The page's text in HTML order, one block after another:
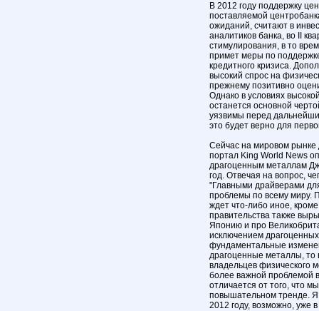
В 2012 году поддержку
поставляемой
ожиданий, считают в
аналитиков банка, во II
стимулирования, в то
примет меры по
кредитного кризиса.
высокий спрос на
прежнему позитивно
Однако в условиях
останется основной
уязвимы перед
это будет верно для
Сейчас на мировом рынке
портал King World News
драгоценным металлам
год. Отвечая на вопрос,
"Главными драйверами
проблемы по всему миру.
ждет что-либо иное,
правительства также
Японию и про
исключением
фундаментальные
драгоценные металлы, то
владельцев физического
более важной проблемой
отличается от того, что
повышательном тренде. Я
2012 году, возможно, уже